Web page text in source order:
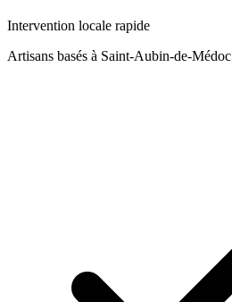
Intervention locale rapide
Artisans basés à Saint-Aubin-de-Médoc